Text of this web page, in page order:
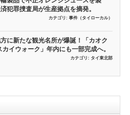
犯罪捜査局が生産拠点を摘発。
カテゴリ: 事件（タイローカル）
に新たな観光名所が爆誕！「カオク
カイウォーク」年内にも一部完成へ。
カテゴリ: タイ東北部